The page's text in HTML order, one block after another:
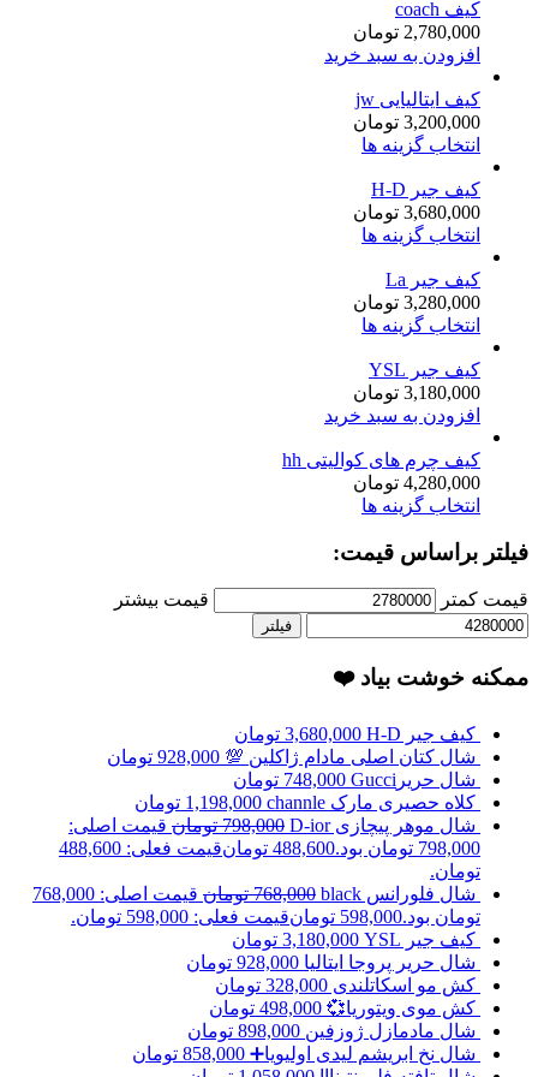
کیف coach
2,780,000 تومان
افزودن به سبد خرید
کیف ایتالیایی jw
3,200,000 تومان
انتخاب گزینه ها
کیف جیر H-D
3,680,000 تومان
انتخاب گزینه ها
کیف جیر La
3,280,000 تومان
انتخاب گزینه ها
کیف جیر YSL
3,180,000 تومان
افزودن به سبد خرید
کیف چرم های کوالیتی hh
4,280,000 تومان
انتخاب گزینه ها
فیلتر براساس قیمت:
قیمت کمتر قیمت بیشتر
فیلتر
ممکنه خوشت بیاد ❤️
کیف جیر H-D 3,680,000 تومان
شال کتان اصلی مادام ژاکلین 💯 928,000 تومان
شال حریرGucci
748,000 تومان
کلاه حصیری مارک channle
1,198,000 تومان
شال موهر پیچازی D-ior
798,000 تومان قیمت اصلی:
798,000 تومان بود.
488,600 تومان
قیمت فعلی: 488,600
تومان.
شال فلورانس black
768,000 تومان
قیمت اصلی: 768,000
تومان بود.598,000 تومانقیمت فعلی: 598,000 تومان.
کیف جیر YSL
3,180,000 تومان
شال حریر پروجا ایتالیا 928,000 تومان
کش مو اسکاتلندی 328,000 تومان
کش موی ویتوریا💞 498,000 تومان
شال مادمازل ژوزفین 898,000 تومان
شال نخ ابریشم لیدی اولیویا➕ 858,000 تومان